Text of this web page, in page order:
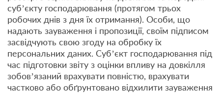
суб’єкту господарювання (протягом трьох
робочих днів з дня їх отримання). Особи, що
надають зауваження і пропозиції, своїм підписом
засвідчують свою згоду на обробку їх
персональних даних. Суб’єкт господарювання під
час підготовки звіту з оцінки впливу на довкілля
зобов’язаний врахувати повністю, врахувати
частково або обґрунтовано відхилити зауваження